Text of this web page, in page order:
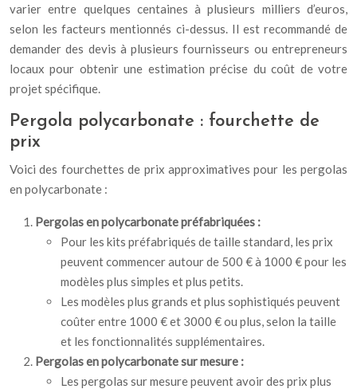
varier entre quelques centaines à plusieurs milliers d’euros,
selon les facteurs mentionnés ci-dessus. Il est recommandé de
demander des devis à plusieurs fournisseurs ou entrepreneurs
locaux pour obtenir une estimation précise du coût de votre
projet spécifique.
Pergola polycarbonate : fourchette de
prix
Voici des fourchettes de prix approximatives pour les pergolas
en polycarbonate :
Pergolas en polycarbonate préfabriquées :
Pour les kits préfabriqués de taille standard, les prix
peuvent commencer autour de 500 € à 1000 € pour les
modèles plus simples et plus petits.
Les modèles plus grands et plus sophistiqués peuvent
coûter entre 1000 € et 3000 € ou plus, selon la taille
et les fonctionnalités supplémentaires.
Pergolas en polycarbonate sur mesure :
Les pergolas sur mesure peuvent avoir des prix plus